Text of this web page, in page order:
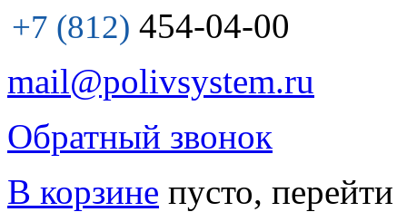
+7 (812) 454-04-00
mail@polivsystem.ru
Обратный звонок
В корзине пусто, перейти